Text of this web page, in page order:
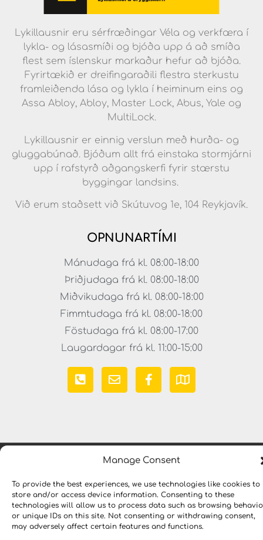
Manage Consent
To provide the best experiences, we use technologies like cookies to
store and/or access device information. Consenting to these
technologies will allow us to process data such as browsing
or unique IDs on this site. Not consenting or withdrawing consent,
may adversely affect certain features and functions.
Lykillausnir eru sérfræðingar Véla og verkfæra í
lykla- og lásasmíði og bjóða upp á að smíða
flest sem íslenskur markaður hefur að bjóða.
Fyrirtækið er dreifingaraðili flestra sterkustu
framleiðenda lása og lykla í heiminum eins og
Assa Abloy, Abloy, Master Lock, Abus, Yale og
MultiLock.
Lykillausnir er einnig verslun með hurða- og
gluggabúnað. Bjóðum allt frá einstaka stormjárni
upp í rafstyrð aðgangskerfi fyrir stærstu
byggingar landsins.
Við erum staðsett við Skútuvog 1e, 104 Reykjavík.
OPNUNARTÍMI
Mánudaga frá kl. 08:00-18:00
Þriðjudaga frá kl. 08:00-18:00
Miðvikudaga frá kl. 08:00-18:00
Fimmtudaga frá kl. 08:00-18:00
Föstudaga frá kl. 08:00-17:00
Laugardagar frá kl. 11:00-15:00